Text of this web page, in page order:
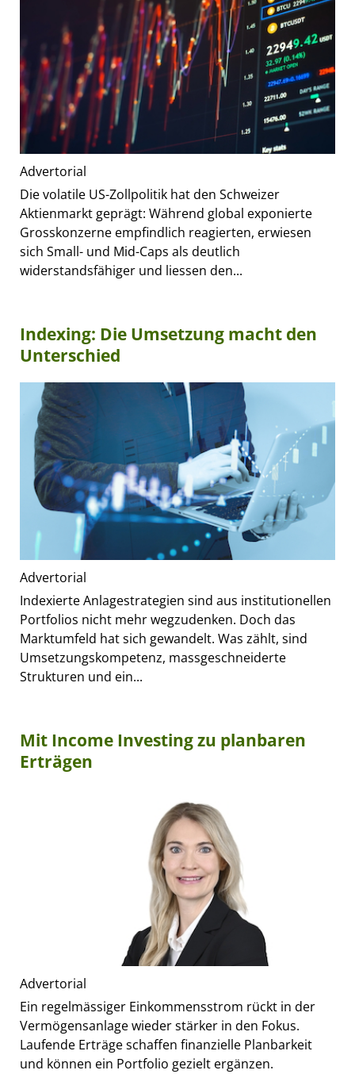
Advertorial
Die volatile US-Zollpolitik hat den Schweizer
Aktienmarkt geprägt: Während global exponierte
Grosskonzerne empfindlich reagierten, erwiesen
sich Small- und Mid-Caps als deutlich
widerstandsfähiger und liessen den...
Indexing: Die Umsetzung macht den
Unterschied
Advertorial
Indexierte Anlagestrategien sind aus institutionellen
Portfolios nicht mehr wegzudenken. Doch das
Marktumfeld hat sich gewandelt. Was zählt, sind
Umsetzungskompetenz, massgeschneiderte
Strukturen und ein...
Mit Income Investing zu planbaren
Erträgen
Advertorial
Ein regelmässiger Einkommensstrom rückt in der
Vermögensanlage wieder stärker in den Fokus.
Laufende Erträge schaffen finanzielle Planbarkeit
und können ein Portfolio gezielt ergänzen.